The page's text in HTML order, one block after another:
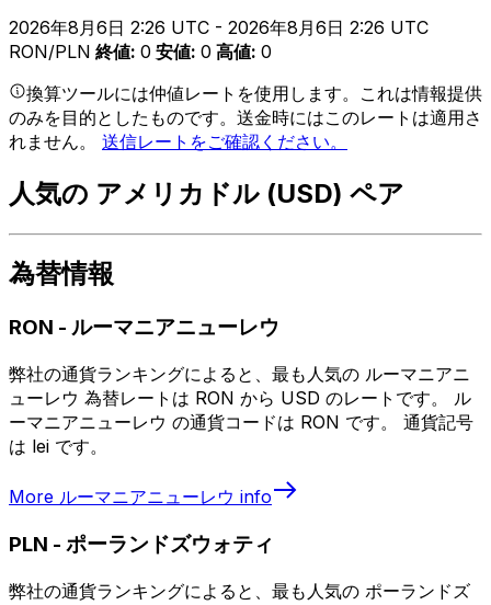
2026年8月6日 2:26 UTC - 2026年8月6日 2:26 UTC
RON/PLN 終値: 0 安値: 0 高値: 0
換算ツールには仲値レートを使用します。これは情報提供
のみを目的としたものです。送金時にはこのレートは適用さ
れません。 送信レートをご確認ください。
人気の アメリカドル (USD) ペア
為替情報
RON - ルーマニアニューレウ
弊社の通貨ランキングによると、最も人気の ルーマニアニ
ューレウ 為替レートは RON から USD のレートです。 ル
ーマニアニューレウ の通貨コードは RON です。 通貨記号
は lei です。
More ルーマニアニューレウ info
PLN - ポーランドズウォティ
弊社の通貨ランキングによると、最も人気の ポーランドズ